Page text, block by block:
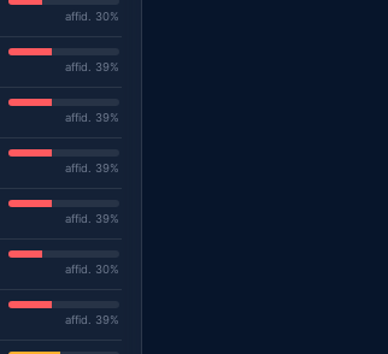
affid. 30%
affid. 39%
affid. 39%
affid. 39%
affid. 39%
affid. 30%
affid. 39%